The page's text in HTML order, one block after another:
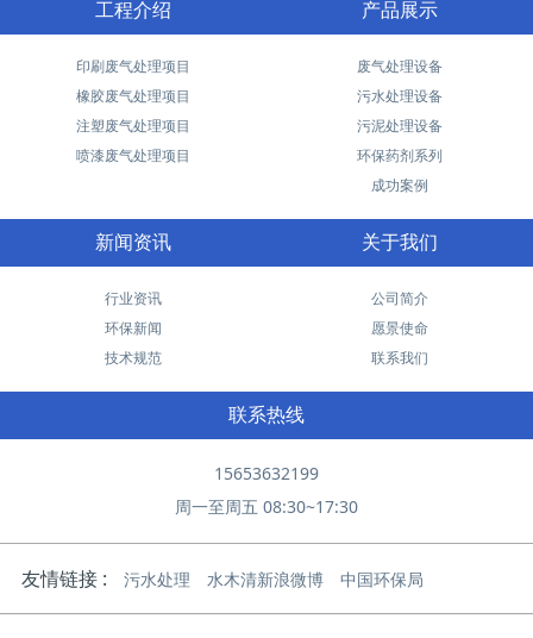
工程介绍
印刷废气处理项目
橡胶废气处理项目
注塑废气处理项目
喷漆废气处理项目
产品展示
废气处理设备
污水处理设备
污泥处理设备
环保药剂系列
成功案例
新闻资讯
行业资讯
环保新闻
技术规范
关于我们
公司简介
愿景使命
联系我们
联系热线
15653632199
周一至周五 08:30~17:30
友情链接 : 污水处理 水木清新浪微博 中国环保局